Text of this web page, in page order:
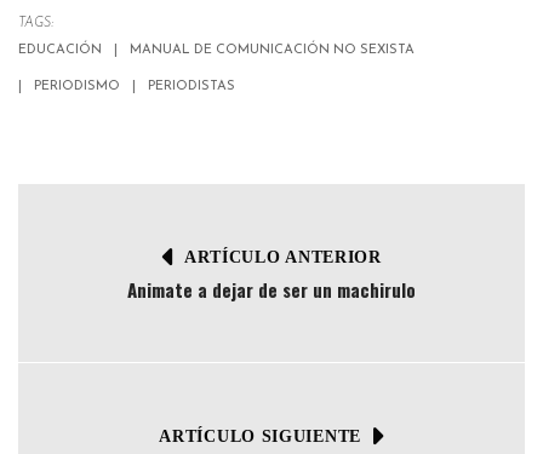
TAGS:
EDUCACIÓN
MANUAL DE COMUNICACIÓN NO SEXISTA
PERIODISMO PERIODISTAS
ARTÍCULO ANTERIOR
Animate a dejar de ser un machirulo
ARTÍCULO SIGUIENTE